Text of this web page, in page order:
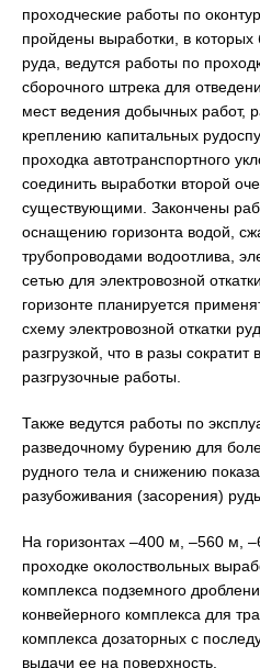
проходческие работы по
пройдены выработки, в которых
руда, ведутся работы по
сборочного штрека для
мест ведения добычных работ,
креплению капитальных
проходка автотранспортного
соединить выработки второй
существующими. Закончены
оснащению горизонта водой,
трубопроводами водоотлива,
сетью для электровозной
горизонте планируется
схему электровозной откатки
разгрузкой, что в разы
разгрузочные работы.
Также ведутся работы по
разведочному бурению для
рудного тела и снижению
разубоживания (засорения)
На горизонтах –400 м, –560 м,
проходке околоствольных
комплекса подземного
конвейерного комплекса для
комплекса дозаторных с
выдачи ее на поверхность.